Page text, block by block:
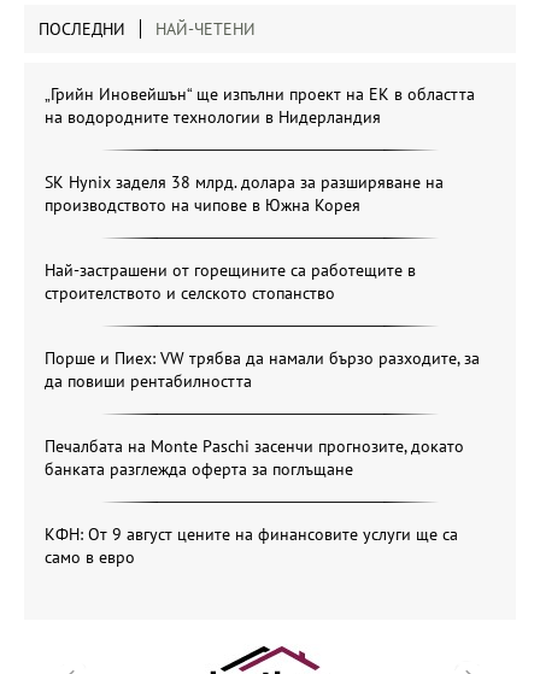
ПОСЛЕДНИ НАЙ-ЧЕТЕНИ
„Грийн Иновейшън“ ще изпълни проект на ЕК в областта
на водородните технологии в Нидерландия
SK Hynix заделя 38 млрд. долара за разширяване на
производството на чипове в Южна Корея
Най-застрашени от горещините са работещите в
строителството и селското стопанство
Порше и Пиех: VW трябва да намали бързо разходите, за
да повиши рентабилността
Печалбата на Monte Paschi засенчи прогнозите, докато
банката разглежда оферта за поглъщане
КФН: От 9 август цените на финансовите услуги ще са
само в евро